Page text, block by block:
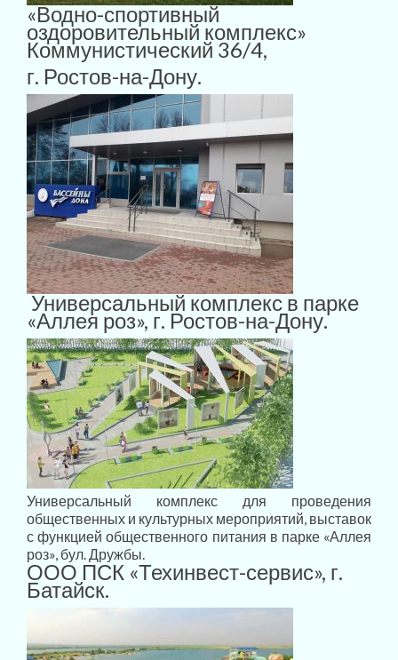
«Водно-спортивный
оздоровительный комплекс»
Коммунистический 36/4,
г. Ростов-на-Дону.
Универсальный комплекс в парке
«Аллея роз», г. Ростов-на-Дону.
Универсальный комплекс для проведения
общественных и культурных мероприятий, выставок
с функцией общественного питания в парке «Аллея
роз», бул. Дружбы.
ООО ПСК «Техинвест-сервис», г.
Батайск.